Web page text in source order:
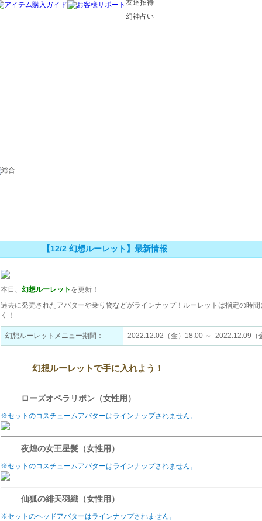
友達招待
幻神占い
【12/2 幻想ルーレット】最新情報
本日、 幻想ルーレット を更新！
過去に発売されたアバターや乗り物などがラインナップ！ルーレットは指定の時
く！
幻想ルーレットメニュー期間： 2022.12.02（金）18:00 ～ 2022.12.09（
幻想ルーレットで手に入れよう！
ローズオペラリボン（女性用）
※セットのコスチュームアバターはラインナップされません。
夜煌の女王星髪（女性用）
※セットのコスチュームアバターはラインナップされません。
仙狐の緋天羽織（女性用）
※セットのヘッドアバターはラインナップされません。